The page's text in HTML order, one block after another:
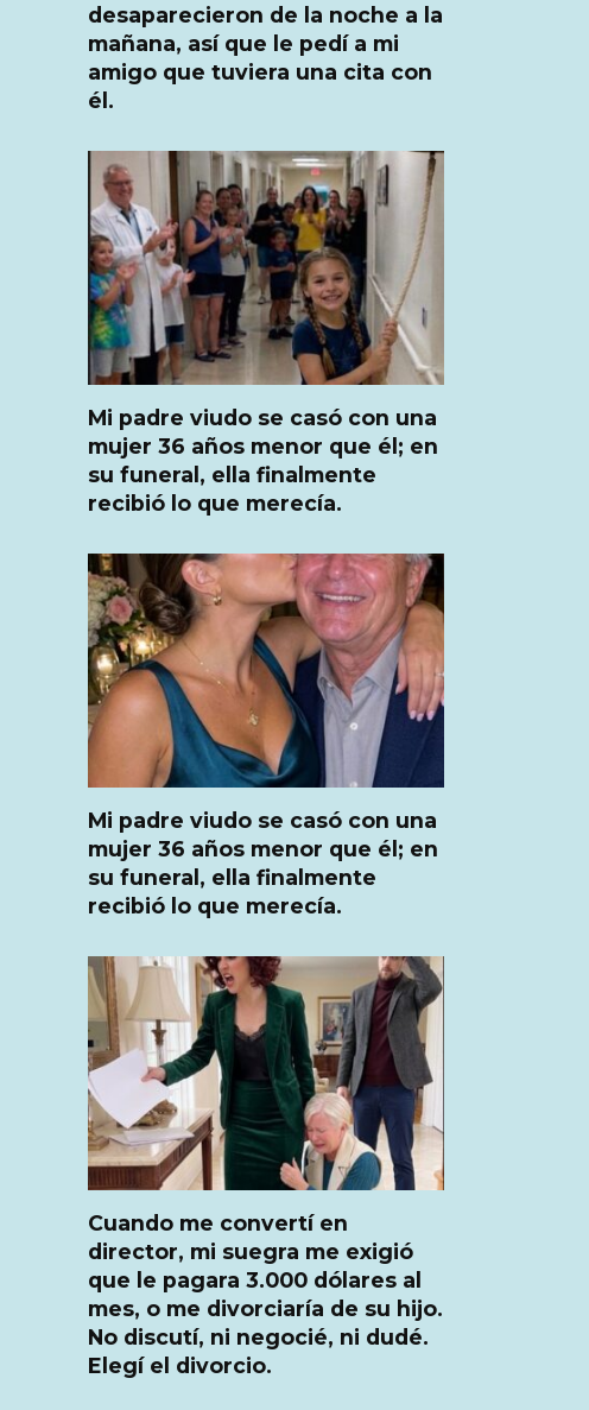
desaparecieron de la noche a la
mañana, así que le pedí a mi
amigo que tuviera una cita con
él.
Mi padre viudo se casó con una
mujer 36 años menor que él; en
su funeral, ella finalmente
recibió lo que merecía.
Mi padre viudo se casó con una
mujer 36 años menor que él; en
su funeral, ella finalmente
recibió lo que merecía.
Cuando me convertí en
director, mi suegra me exigió
que le pagara 3.000 dólares al
mes, o me divorciaría de su hijo.
No discutí, ni negocié, ni dudé.
Elegí el divorcio.